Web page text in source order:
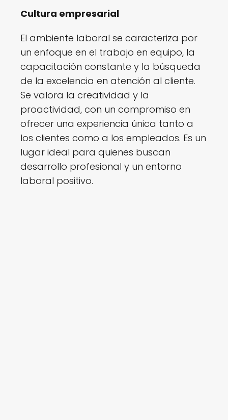
Cultura empresarial
El ambiente laboral se caracteriza por
un enfoque en el trabajo en equipo, la
capacitación constante y la búsqueda
de la excelencia en atención al cliente.
Se valora la creatividad y la
proactividad, con un compromiso en
ofrecer una experiencia única tanto a
los clientes como a los empleados. Es un
lugar ideal para quienes buscan
desarrollo profesional y un entorno
laboral positivo.